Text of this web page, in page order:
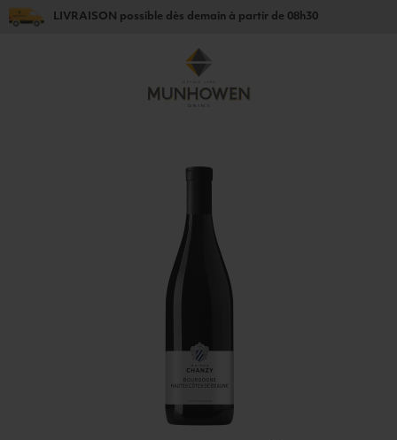
LIVRAISON possible dès demain à partir de 08h30